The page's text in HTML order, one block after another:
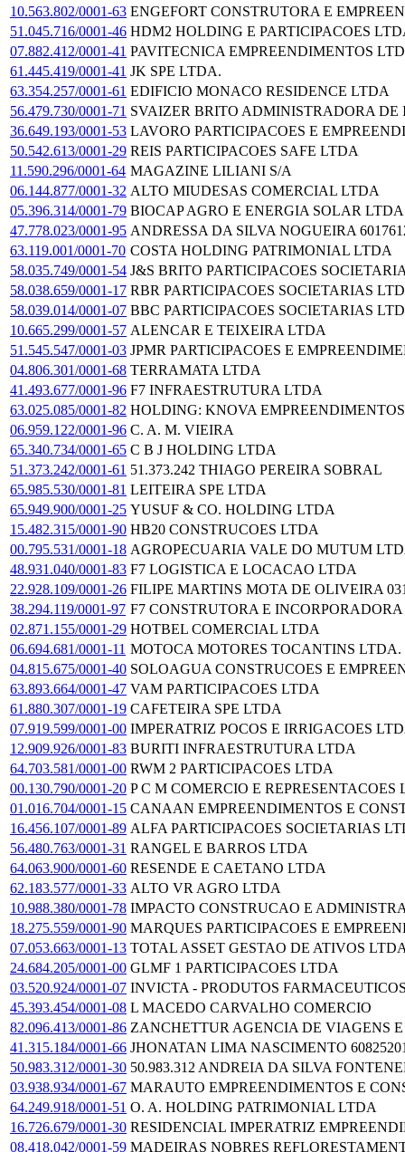
10.563.802/0001-63 ENGEFORT CONSTRUTORA E
51.045.716/0001-46 HDM2 HOLDING E PARTICIPACOES
07.882.412/0001-41 PAVITECNICA EMPREENDIMENTOS
61.445.419/0001-41 JK SPE LTDA.
63.354.257/0001-61 EDIFICIO MONACO RESIDENCE LTDA
56.479.730/0001-71 SVAIZER BRITO ADMINISTRADORA DE
36.649.193/0001-53 LAVORO PARTICIPACOES E
50.542.613/0001-29 REIS PARTICIPACOES SAFE LTDA
11.590.296/0001-64 MAGAZINE LILIANI S/A
06.144.877/0001-32 ALTO MIUDESAS COMERCIAL LTDA
05.396.314/0001-79 BIOCAP AGRO E ENERGIA SOLAR LTDA
47.778.023/0001-95 ANDRESSA DA SILVA NOGUEIRA
63.119.001/0001-70 COSTA HOLDING PATRIMONIAL LTDA
58.035.749/0001-54 J&S BRITO PARTICIPACOES
58.038.659/0001-17 RBR PARTICIPACOES SOCIETARIAS
58.039.014/0001-07 BBC PARTICIPACOES SOCIETARIAS
10.665.299/0001-57 ALENCAR E TEIXEIRA LTDA
51.545.547/0001-03 JPMR PARTICIPACOES E
04.806.301/0001-68 TERRAMATA LTDA
41.493.677/0001-96 F7 INFRAESTRUTURA LTDA
63.025.085/0001-82 HOLDING: KNOVA
06.959.122/0001-96 C. A. M. VIEIRA
65.340.734/0001-65 C B J HOLDING LTDA
51.373.242/0001-61 51.373.242 THIAGO PEREIRA SOBRAL
65.985.530/0001-81 LEITEIRA SPE LTDA
65.949.900/0001-25 YUSUF & CO. HOLDING LTDA
15.482.315/0001-90 HB20 CONSTRUCOES LTDA
00.795.531/0001-18 AGROPECUARIA VALE DO MUTUM
48.931.040/0001-83 F7 LOGISTICA E LOCACAO LTDA
22.928.109/0001-26 FILIPE MARTINS MOTA DE OLIVEIRA
38.294.119/0001-97 F7 CONSTRUTORA E
02.871.155/0001-29 HOTBEL COMERCIAL LTDA
06.694.681/0001-11 MOTOCA MOTORES TOCANTINS LTDA.
04.815.675/0001-40 SOLOAGUA CONSTRUCOES E
63.893.664/0001-47 VAM PARTICIPACOES LTDA
61.880.307/0001-19 CAFETEIRA SPE LTDA
07.919.599/0001-00 IMPERATRIZ POCOS E IRRIGACOES
12.909.926/0001-83 BURITI INFRAESTRUTURA LTDA
64.703.581/0001-00 RWM 2 PARTICIPACOES LTDA
00.130.790/0001-20 P C M COMERCIO E REPRESENTACOES
01.016.704/0001-15 CANAAN EMPREENDIMENTOS E
16.456.107/0001-89 ALFA PARTICIPACOES SOCIETARIAS
56.480.763/0001-31 RANGEL E BARROS LTDA
64.063.900/0001-60 RESENDE E CAETANO LTDA
62.183.577/0001-33 ALTO VR AGRO LTDA
10.988.380/0001-78 IMPACTO CONSTRUCAO E
18.275.559/0001-90 MARQUES PARTICIPACOES E
07.053.663/0001-13 TOTAL ASSET GESTAO DE ATIVOS
24.684.205/0001-00 GLMF 1 PARTICIPACOES LTDA
03.520.924/0001-07 INVICTA - PRODUTOS
45.393.454/0001-08 L MACEDO CARVALHO COMERCIO
82.096.413/0001-86 ZANCHETTUR AGENCIA DE VIAGENS
41.315.184/0001-66 JHONATAN LIMA NASCIMENTO
50.983.312/0001-30 50.983.312 ANDREIA DA SILVA
03.938.934/0001-67 MARAUTO EMPREENDIMENTOS E
64.249.918/0001-51 O. A. HOLDING PATRIMONIAL LTDA
16.726.679/0001-30 RESIDENCIAL IMPERATRIZ
08.418.042/0001-59 MADEIRAS NOBRES